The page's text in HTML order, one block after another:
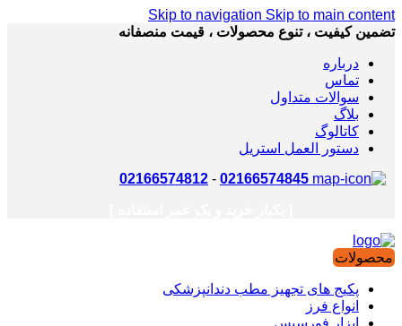
Skip to navigation Skip to main content
تضمین کیفیت ، تنوع محصولات ، قیمت منصفانه
درباره
تماس
سوالات متداول
بلاگ
کاتالوگ
دستور العمل استریل
02166574845
-
02166574812
محصولات
پکیج های تجهیز مطب دندانپزشکی
انواع فرز
ابزار فورسپس